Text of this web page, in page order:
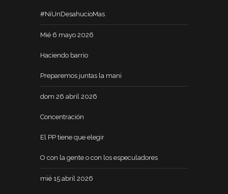
#NiUnDesahucioMas
Mié 6 mayo 2026
Haciendo barrio
Preparemos juntas la mani
dom 26 abril 2026
Concentración
El PP tiene que elegir
O con la gente o con los especuladores
mié 15 abril 2026